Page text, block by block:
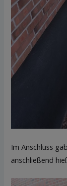
Im Anschluss
anschließend